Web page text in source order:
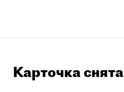
Карточка